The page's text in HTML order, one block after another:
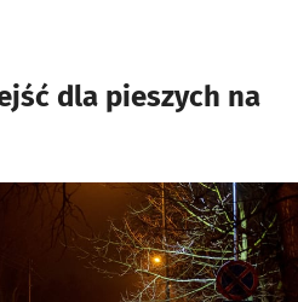
dla pieszych na